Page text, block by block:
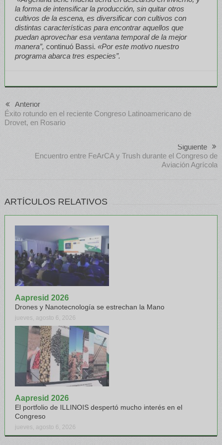
la forma de intensificar la producción, sin quitar otros
cultivos de la escena, es diversificar con cultivos con
distintas características para encontrar aquellos que
puedan aprovechar esa ventana temporal de la mejor
manera”, continuó Bassi. «Por este motivo nuestro
programa abarca tres especies”.
Anterior
Éxito rotundo en el reciente Congreso Latinoamericano de
Drovet, en Rosario
Siguiente
Encuentro entre FeArCA y Trush durante el Congreso de
Aviación Agrícola
ARTÍCULOS RELATIVOS
Aapresid 2026
Drones y Nanotecnología se estrechan la Mano
jueves, agosto 6, 2026
Aapresid 2026
El portfolio de ILLINOIS despertó mucho interés en el
Congreso
jueves, agosto 6, 2026